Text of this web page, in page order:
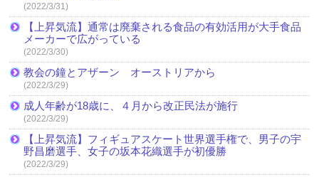
(2022/3/31)
【上昇気流】通常は廃棄される食品の有効活用が大手食品
メーカーで広がっている
(2022/3/30)
教会の鐘とアザーン オーストリアから
(2022/3/29)
成人年齢が18歳に、４月から改正民法が施行
(2022/3/29)
【上昇気流】フィギュアスケート世界選手権で、男子の宇
野昌磨選手、女子の坂本花織選手が初優勝
(2022/3/29)